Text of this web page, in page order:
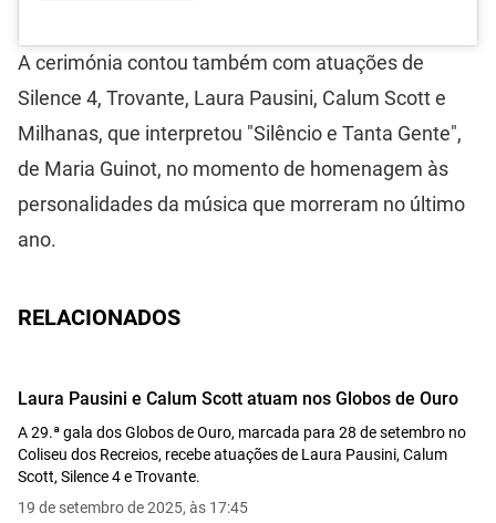
A cerimónia contou também com atuações de
Silence 4, Trovante, Laura Pausini, Calum Scott e
Milhanas, que interpretou "Silêncio e Tanta Gente",
de Maria Guinot, no momento de homenagem às
personalidades da música que morreram no último
ano.
RELACIONADOS
Laura Pausini e Calum Scott atuam nos Globos de Ouro
A 29.ª gala dos Globos de Ouro, marcada para 28 de setembro no
Coliseu dos Recreios, recebe atuações de Laura Pausini, Calum
Scott, Silence 4 e Trovante.
19 de setembro de 2025, às 17:45